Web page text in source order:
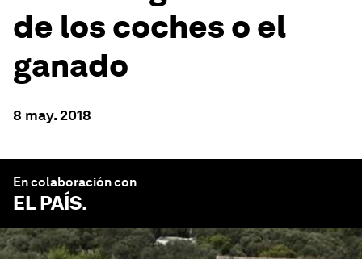
de los coches o el
ganado
8 may. 2018
En colaboración con
EL PAÍS.